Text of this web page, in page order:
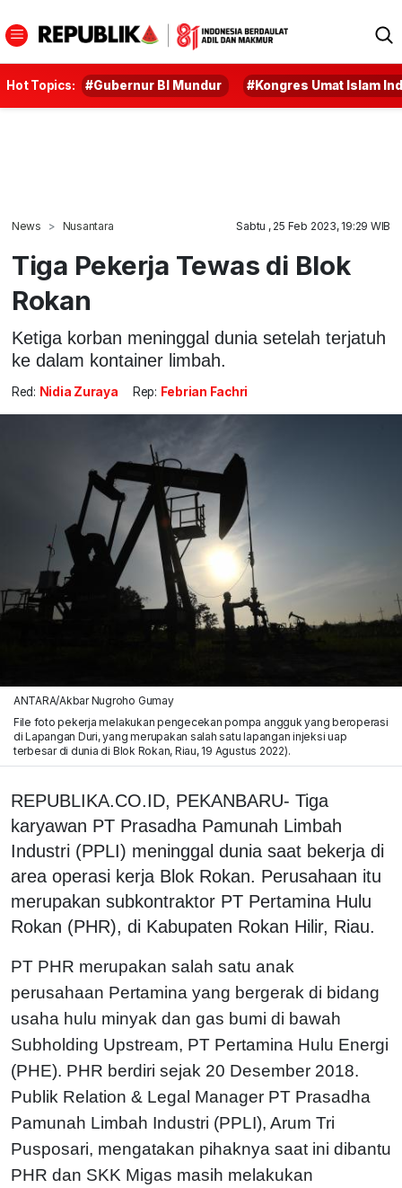
Hot Topics: #Gubernur BI Mundur #Kongres Umat Islam
News Nusantara Sabtu , 25 Feb 2023, 19:29 WIB
Tiga Pekerja Tewas di Blok
Rokan
Ketiga korban meninggal dunia setelah terjatuh
ke dalam kontainer limbah.
Red: Nidia Zuraya Rep: Febrian Fachri
ANTARA/Akbar Nugroho Gumay
File foto pekerja melakukan pengecekan pompa angguk yang beroperasi
di Lapangan Duri, yang merupakan salah satu lapangan injeksi uap
terbesar di dunia di Blok Rokan, Riau, 19 Agustus 2022).
REPUBLIKA.CO.ID, PEKANBARU- Tiga
karyawan PT Prasadha Pamunah Limbah
Industri (PPLI) meninggal dunia saat bekerja di
area operasi kerja Blok Rokan. Perusahaan itu
merupakan subkontraktor PT Pertamina Hulu
Rokan (PHR), di Kabupaten Rokan Hilir, Riau.
PT PHR merupakan salah satu anak
perusahaan Pertamina yang bergerak di bidang
usaha hulu minyak dan gas bumi di bawah
Subholding Upstream, PT Pertamina Hulu Energi
(PHE). PHR berdiri sejak 20 Desember 2018.
Publik Relation & Legal Manager PT Prasadha
Pamunah Limbah Industri (PPLI), Arum Tri
Pusposari, mengatakan pihaknya saat ini dibantu
PHR dan SKK Migas masih melakukan